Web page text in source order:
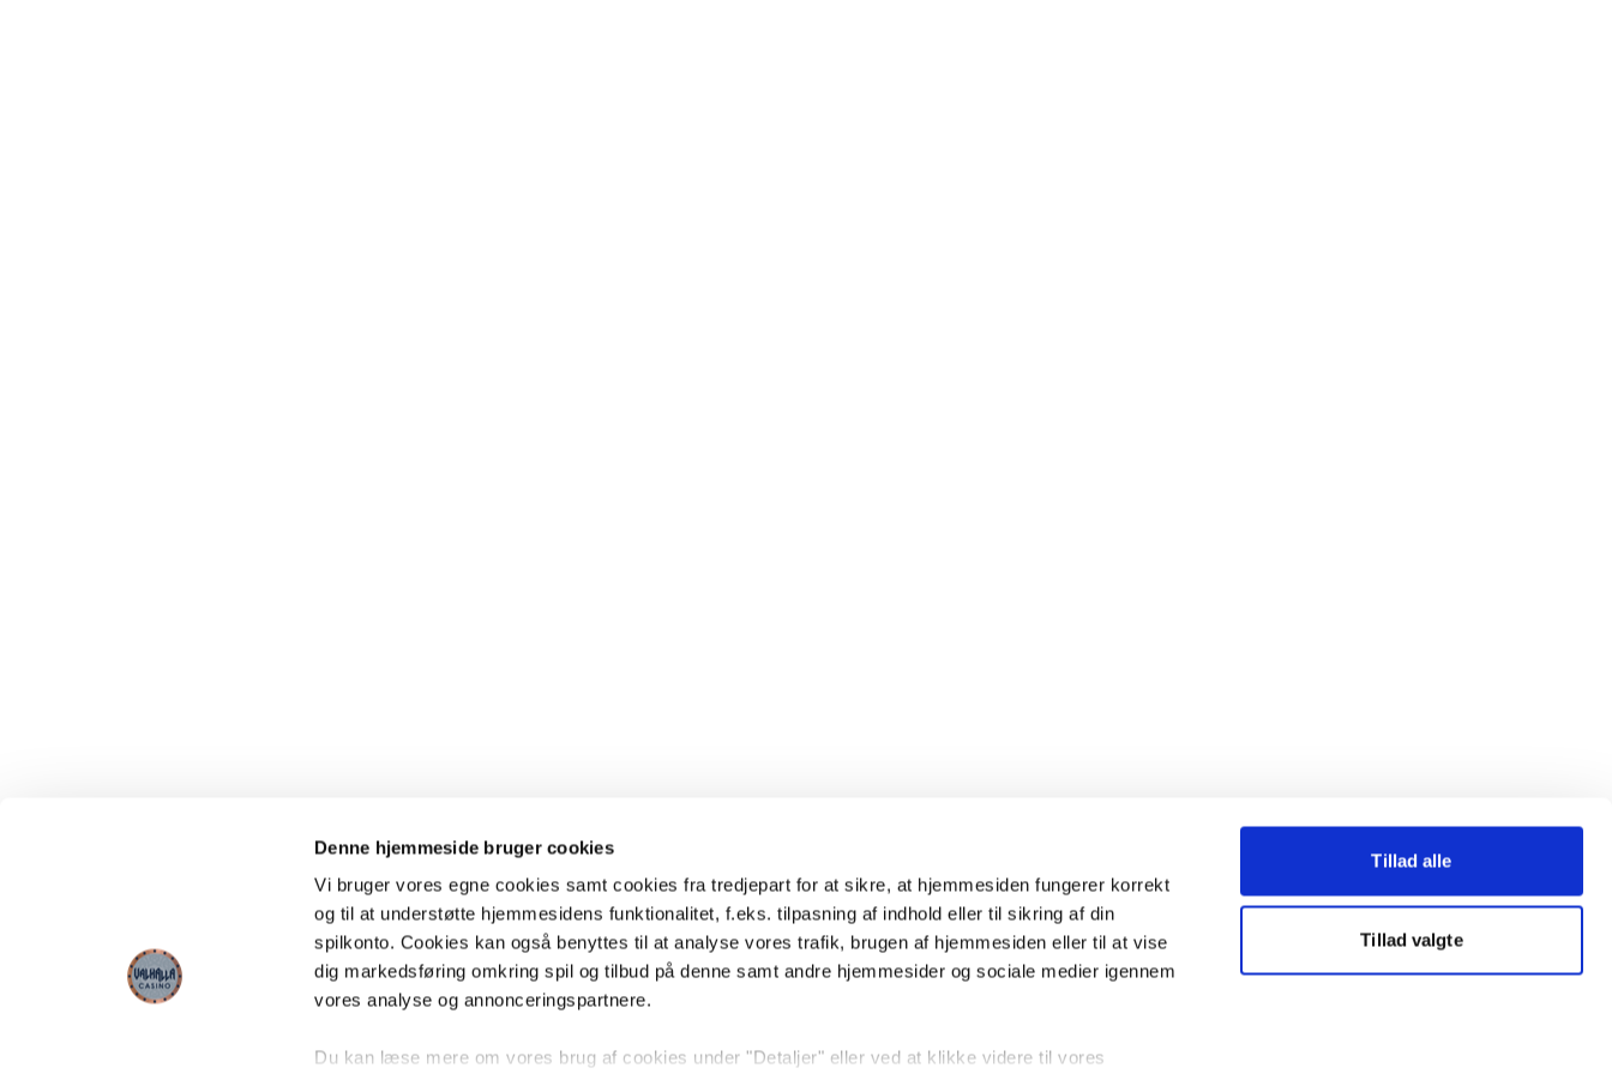
Denne hjemmeside bruger cookies
Vi bruger vores egne cookies samt cookies fra tredjepart for at sikre, at hjemmesiden fungerer korrekt
og til at understøtte hjemmesidens funktionalitet, f.eks. tilpasning af indhold eller til sikring af din
spilkonto. Cookies kan også benyttes til at analyse vores trafik, brugen af hjemmesiden eller til at vise
dig markedsføring omkring spil og tilbud på denne samt andre hjemmesider og sociale medier igennem
vores analyse og annonceringspartnere.
Du kan læse mere om vores brug af cookies under "Detaljer" eller ved at klikke videre til vores
Tillad alle
Tillad valgte